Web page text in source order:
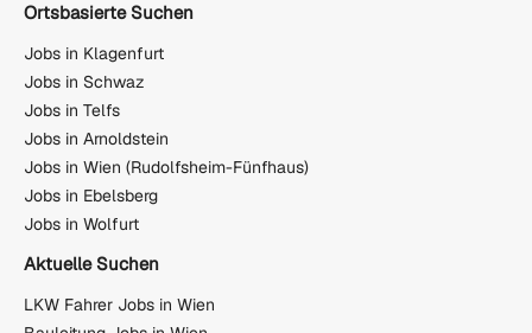
Ortsbasierte Suchen
Jobs in Klagenfurt
Jobs in Schwaz
Jobs in Telfs
Jobs in Arnoldstein
Jobs in Wien (Rudolfsheim-Fünfhaus)
Jobs in Ebelsberg
Jobs in Wolfurt
Aktuelle Suchen
LKW Fahrer Jobs in Wien